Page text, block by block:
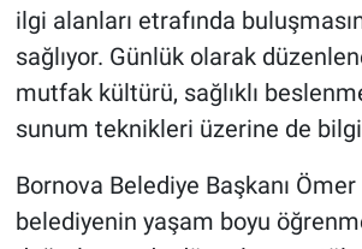
ilgi alanları etrafında
sağlıyor. Günlük olarak
mutfak kültürü, sağlıklı
sunum teknikleri üzerine de
Bornova Belediye Başkanı Ömer
belediyenin yaşam boyu